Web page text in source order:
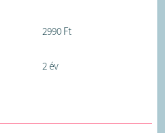
2990 Ft
2 év